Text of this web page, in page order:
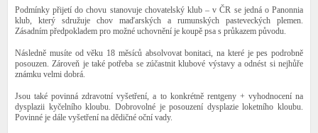
Podmínky přijetí do chovu stanovuje chovatelský klub – v ČR se jedná o Panonnia
klub, který sdružuje chov maďarských a rumunských pasteveckých plemen.
Zásadním předpokladem pro možné uchovnění je koupě psa s průkazem původu.
Následně musíte od věku 18 měsíců absolvovat bonitaci, na které je pes podrobně
posouzen. Zároveň je také potřeba se zúčastnit klubové výstavy a odnést si nejhůře
známku velmi dobrá.
Jsou také povinná zdravotní vyšetření, a to konkrétně rentgeny + vyhodnocení na
dysplazii kyčelního kloubu. Dobrovolné je posouzení dysplazie loketního kloubu.
Povinné je dále vyšetření na dědičné oční vady.